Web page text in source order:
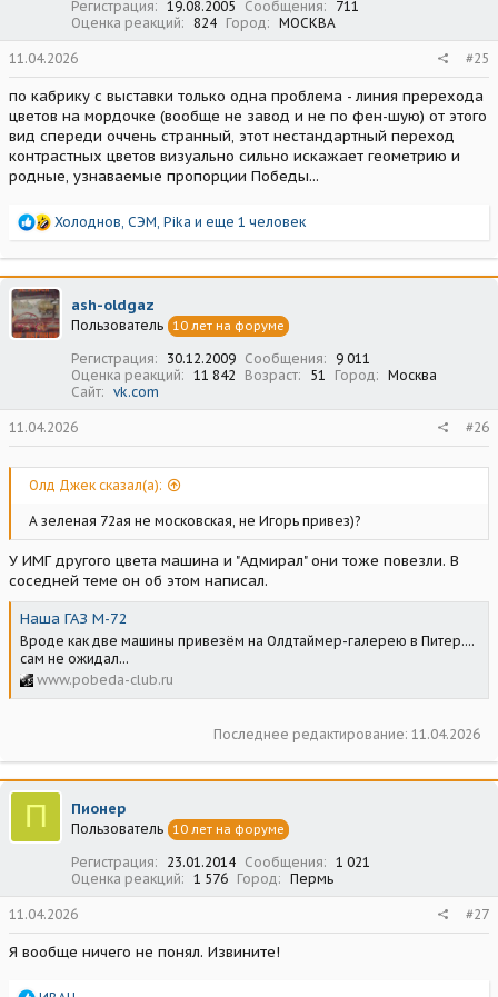
Регистрация 19.08.2005 Сообщения
711
Оценка реакций
824 Город МОСКВА
11.04.2026 #25
по кабрику с выставки только одна проблема - линия пререхода
цветов на мордочке (вообще не завод и не по фен-шую) от этого
вид спереди оччень странный, этот нестандартный переход
контрастных цветов визуально сильно искажает геометрию и
родные, узнаваемые пропорции Победы...
Р
а
к
ц
и
и
Холоднов, СЭМ, Pika и еще 1 человек
ash-oldgaz
Пользователь 10 лет на форуме
Регистрация 30.12.2009 Сообщения
9 011
Оценка реакций
11 842 Возраст 51 Город
Москва
Сайт
vk.com
11.04.2026 #26
Олд Джек сказал(а):
А зеленая 72ая не московская, не Игорь привез)?
У ИМГ другого цвета машина и "Адмирал" они тоже повезли. В
соседней теме он об этом написал.
Наша ГАЗ М-72
Вроде как две машины привезём на Олдтаймер-галерею в Питер....
сам не ожидал...
www.pobeda-club.ru
Последнее редактирование: 11.04.2026
П Пионер
Пользователь 10 лет на форуме
Регистрация 23.01.2014 Сообщения
1 021
Оценка реакций
1 576 Город Пермь
11.04.2026 #27
Я вообще ничего не понял. Извините!